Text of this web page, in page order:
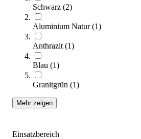
Schwarz (2)
Aluminium Natur(1)
Anthrazit (1)
Blau (1)
Granitgrün (1)
Mehr zeigen
Einsatzbereich
Tischtennisnetz aus Aluminium
ab 205,00 €
Zum Produkt
Varianten zur Auswahl
Längere Lieferzeit